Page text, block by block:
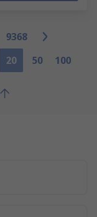
9368
20 50 100